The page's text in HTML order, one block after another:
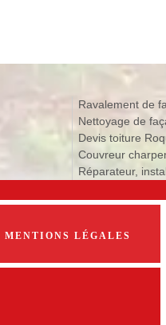
Ravalement de
Nettoyage de
Devis toiture
Couvreur
Réparateur,
MENTIONS LÉGALES